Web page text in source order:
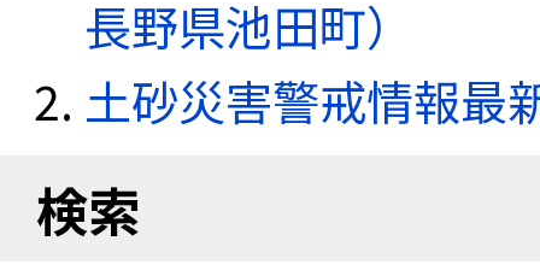
長野県池田町）
土砂災害警戒情報最
検索